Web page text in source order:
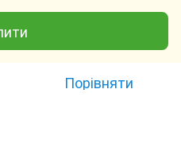
Порівняти